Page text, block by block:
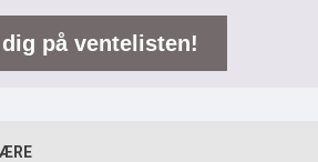
på ventelisten!